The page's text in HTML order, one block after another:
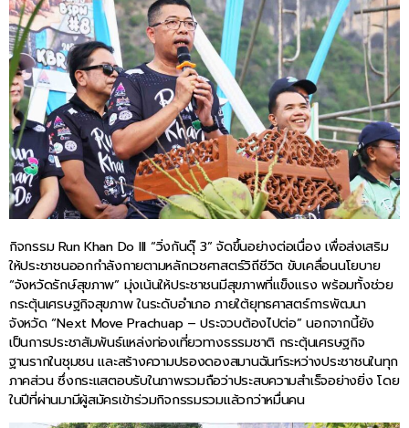
กิจกรรม Run Khan Do III “วิ่งกันดุ๊ 3” จัดขึ้นอย่างต่อเนื่อง เพื่อส่งเสริม
ให้ประชาชนออกกำลังกายตามหลักเวชศาสตร์วิถีชีวิต ขับเคลื่อนนโยบาย
“จังหวัดรักษ์สุขภาพ” มุ่งเน้นให้ประชาชนมีสุขภาพที่แข็งแรง พร้อมทั้งช่วย
กระตุ้นเศรษฐกิจสุขภาพ ในระดับอำเภอ ภายใต้ยุทธศาสตร์การพัฒนา
จังหวัด “Next Move Prachuap – ประจวบต้องไปต่อ” นอกจากนี้ยัง
เป็นการประชาสัมพันธ์แหล่งท่องเที่ยวทางธรรมชาติ กระตุ้นเศรษฐกิจ
ฐานรากในชุมชน และสร้างความปรองดองสมานฉันท์ระหว่างประชาชนในทุก
ภาคส่วน ซึ่งกระแสตอบรับในภาพรวมถือว่าประสบความสำเร็จอย่างยิ่ง โดย
ในปีที่ผ่านมามีผู้สมัครเข้าร่วมกิจกรรมรวมแล้วกว่าหมื่นคน